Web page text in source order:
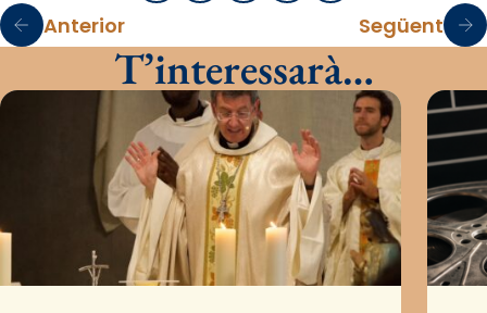
Anterior Següent
T’interessarà…